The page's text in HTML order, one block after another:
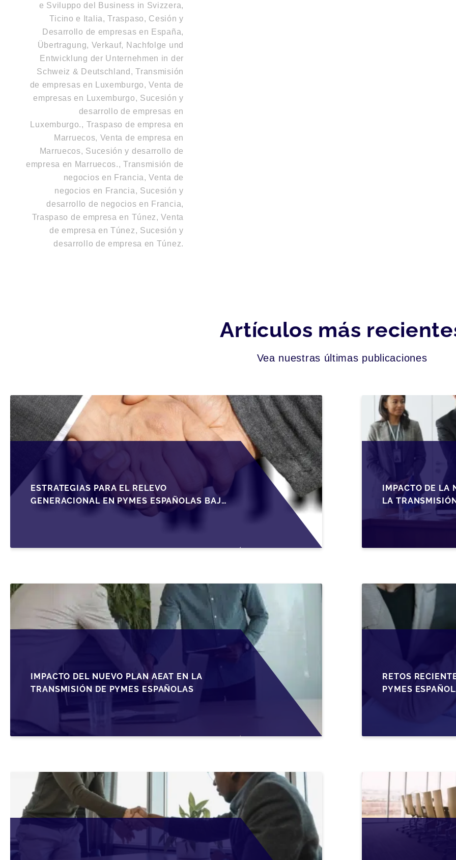
e Sviluppo del Business in Svizzera,
Ticino e Italia,Traspaso, Cesión y
Desarrollo de empresas en España,
Übertragung, Verkauf, Nachfolge und
Entwicklung der Unternehmen in der
Schweiz & Deutschland ,Transmisión
de empresas en Luxemburgo, Venta de
empresas en Luxemburgo, Sucesión y
desarrollo de empresas en
Luxemburgo., Traspaso de empresa en
Marruecos, Venta de empresa en
Marruecos, Sucesión y desarrollo de
empresa en Marruecos.,Transmisión de
negocios en Francia, Venta de
negocios en Francia, Sucesión y
desarrollo de negocios en Francia,
Traspaso de empresa en Túnez, Venta
de empresa en Túnez, Sucesión y
desarrollo de empresa en Túnez.
Artículos más
Vea nuestras últimas publicaciones
ESTRATEGIAS PARA EL RELEVO
GENERACIONAL EN PYMES ESPAÑOLAS BAJO
LA LEY DE SOCIEDADES DE CAPITAL
IMPACTO DE LA
LA
IMPACTO DEL NUEVO PLAN AEAT EN LA
TRANSMISIÓN DE PYMES ESPAÑOLAS
RETOS
PYMES
FISCALES Y